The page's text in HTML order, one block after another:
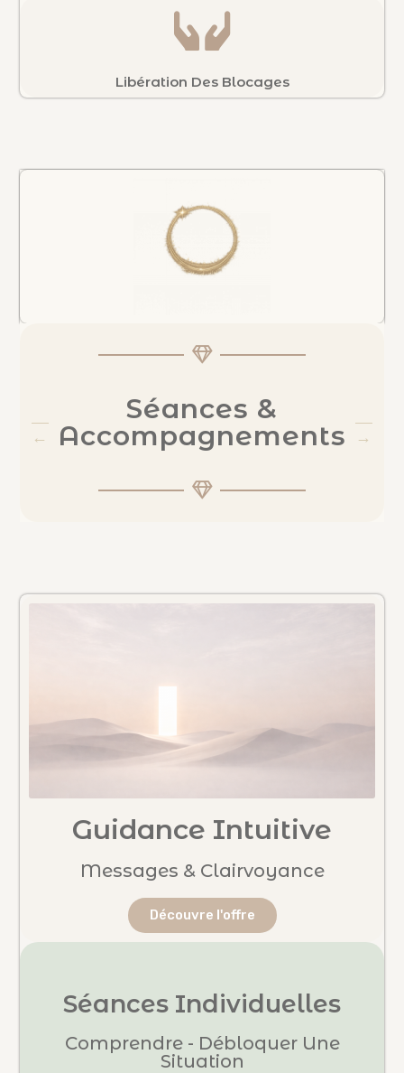
Libération Des Blocages
Séances &
Accompagnements
Guidance Intuitive
Messages & Clairvoyance
Découvre l'offre
Séances Individuelles
Comprendre - Débloquer Une
Situation